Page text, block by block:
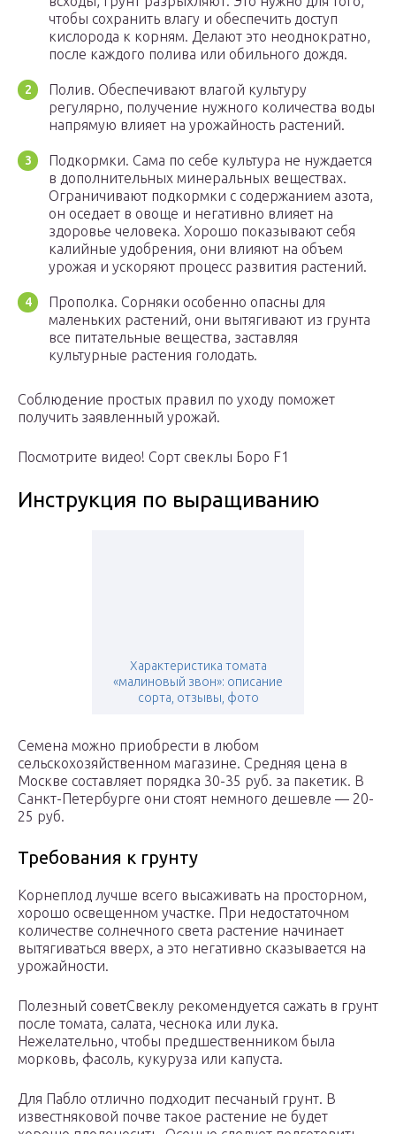
чтобы сохранить влагу и обеспечить доступ
кислорода к корням. Делают это неоднократно,
после каждого полива или обильного дождя.
Полив. Обеспечивают влагой культуру
регулярно, получение нужного количества воды
напрямую влияет на урожайность растений.
Подкормки. Сама по себе культура не нуждается
в дополнительных минеральных веществах.
Ограничивают подкормки с содержанием азота,
он оседает в овоще и негативно влияет на
здоровье человека. Хорошо показывают себя
калийные удобрения, они влияют на объем
урожая и ускоряют процесс развития растений.
Прополка. Сорняки особенно опасны для
маленьких растений, они вытягивают из грунта
все питательные вещества, заставляя
культурные растения голодать.
Соблюдение простых правил по уходу поможет
получить заявленный урожай.
Посмотрите видео! Cорт свеклы Боро F1
Инструкция по выращиванию
Характеристика томата
«малиновый звон»: описание
сорта, отзывы, фото
Семена можно приобрести в любом
сельскохозяйственном магазине. Средняя цена в
Москве составляет порядка 30-35 руб. за пакетик. В
Санкт-Петербурге они стоят немного дешевле — 20-
25 руб.
Требования к грунту
Корнеплод лучше всего высаживать на просторном,
хорошо освещенном участке. При недостаточном
количестве солнечного света растение начинает
вытягиваться вверх, а это негативно сказывается на
урожайности.
Полезный советСвеклу рекомендуется сажать в грунт
после томата, салата, чеснока или лука.
Нежелательно, чтобы предшественником была
морковь, фасоль, кукуруза или капуста.
Для Пабло отлично подходит песчаный грунт. В
известняковой почве такое растение не будет